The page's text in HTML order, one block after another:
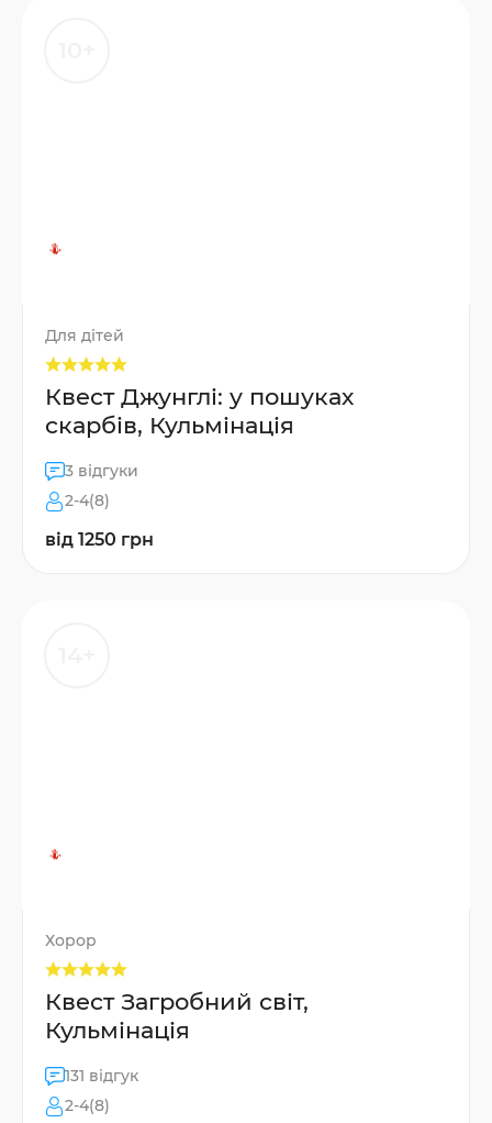
Для дітей
Квест Джунглі: у пошуках
скарбів, Кульмінація
3 відгуки
2-4(8)
від 1250 грн
Хорор
Квест Загробний світ,
Кульмінація
131 відгук
2-4(8)